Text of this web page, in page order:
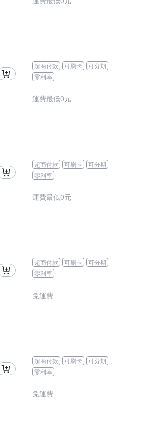
超商付款 可刷卡
可分期
零利率
運費最低0元
超商付款 可刷卡
可分期
零利率
運費最低0元
超商付款 可刷卡
可分期
零利率
免運費
超商付款 可刷卡
可分期
零利率
免運費